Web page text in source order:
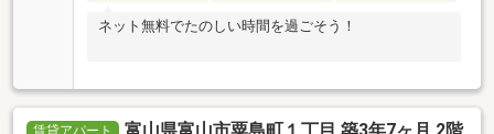
ネット無料でたのしい時間を過ごそう！
賃貸アパート
富山県富山市粟島町１丁目 築3年7ヶ月 2階